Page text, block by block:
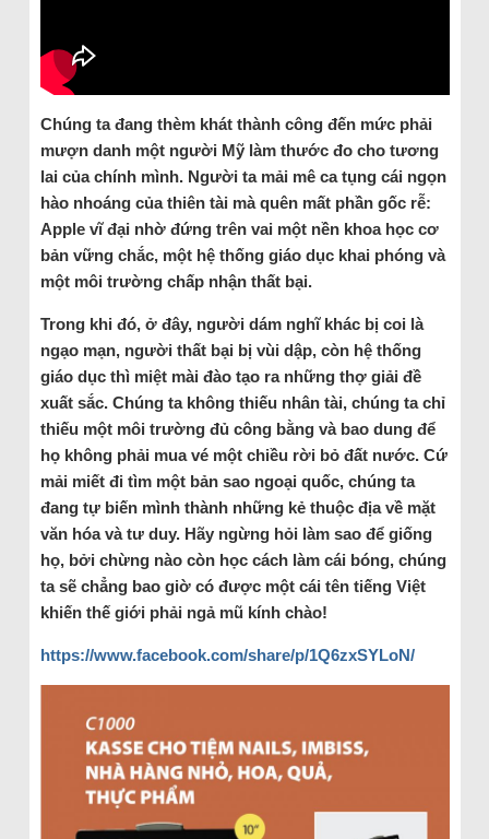
Chúng ta đang thèm khát thành công đến mức phải
mượn danh một người Mỹ làm thước đo cho tương
lai của chính mình. Người ta mải mê ca tụng cái ngọn
hào nhoáng của thiên tài mà quên mất phần gốc rễ:
Apple vĩ đại nhờ đứng trên vai một nền khoa học cơ
bản vững chắc, một hệ thống giáo dục khai phóng và
một môi trường chấp nhận thất bại.
Trong khi đó, ở đây, người dám nghĩ khác bị coi là
ngạo mạn, người thất bại bị vùi dập, còn hệ thống
giáo dục thì miệt mài đào tạo ra những thợ giải đề
xuất sắc. Chúng ta không thiếu nhân tài, chúng ta chỉ
thiếu một môi trường đủ công bằng và bao dung để
họ không phải mua vé một chiều rời bỏ đất nước. Cứ
mải miết đi tìm một bản sao ngoại quốc, chúng ta
đang tự biến mình thành những kẻ thuộc địa về mặt
văn hóa và tư duy. Hãy ngừng hỏi làm sao để giống
họ, bởi chừng nào còn học cách làm cái bóng, chúng
ta sẽ chẳng bao giờ có được một cái tên tiếng Việt
khiến thế giới phải ngả mũ kính chào!
https://www.facebook.com/share/p/1Q6zxSYLoN/